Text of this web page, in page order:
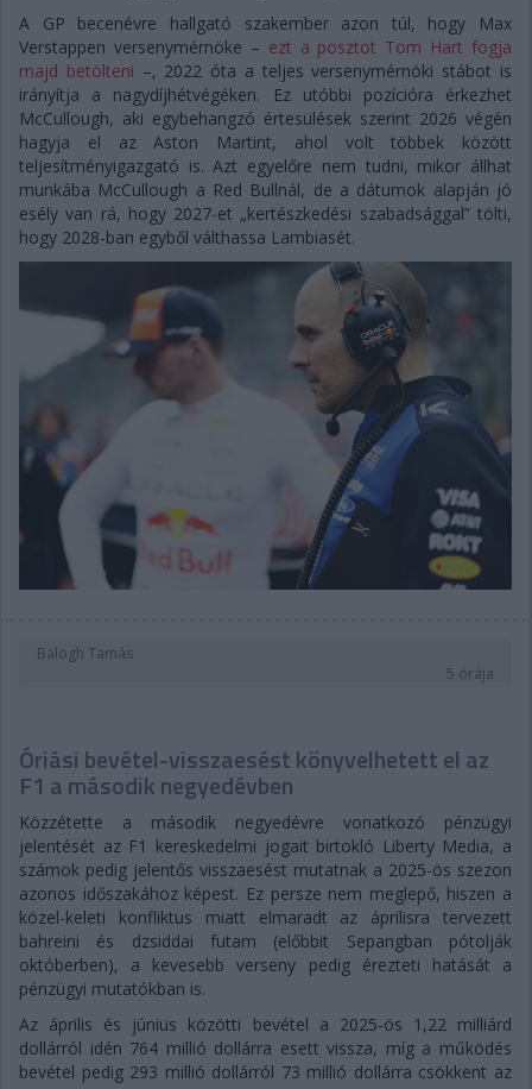
A GP becenévre hallgató szakember azon túl, hogy Max
Verstappen versenymérnöke – ezt a posztot Tom Hart fogja
majd betölteni –, 2022 óta a teljes versenymérnöki stábot is
irányítja a nagydíjhétvégéken. Ez utóbbi pozícióra érkezhet
McCullough, aki egybehangzó értesülések szerint 2026 végén
hagyja el az Aston Martint, ahol volt többek között
teljesítményigazgató is. Azt egyelőre nem tudni, mikor állhat
munkába McCullough a Red Bullnál, de a dátumok alapján jó
esély van rá, hogy 2027-et „kertészkedési szabadsággal” tölti,
hogy 2028-ban egyből válthassa Lambiasét.
Balogh Tamás
5 órája
Óriási bevétel-visszaesést könyvelhetett el az
F1 a második negyedévben
Közzétette a második negyedévre vonatkozó pénzügyi
jelentését az F1 kereskedelmi jogait birtokló Liberty Media, a
számok pedig jelentős visszaesést mutatnak a 2025-ös szezon
azonos időszakához képest. Ez persze nem meglepő, hiszen a
közel-keleti konfliktus miatt elmaradt az áprilisra tervezett
bahreini és dzsiddai futam (előbbit Sepangban pótolják
októberben), a kevesebb verseny pedig érezteti hatását a
pénzügyi mutatókban is.
Az április és június közötti bevétel a 2025-ös 1,22 milliárd
dollárról idén 764 millió dollárra esett vissza, míg a működés
bevétel pedig 293 millió dollárról 73 millió dollárra csökkent az